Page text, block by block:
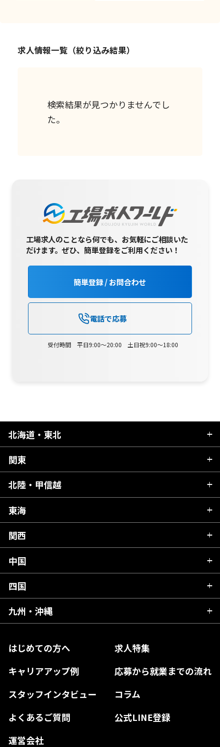
求人情報一覧（絞り込み結果）
検索結果が見つかりませんでし
た。
工場求人のことなら何でも、お気軽にご相談いた
だけます。ぜひ、簡単登録をご利用ください！
簡単登録 / お問合わせ
電話で応募
受付時間 平日9:00～20:00 土日祝9:00～18:00
はじめての方へ
求人特集
キャリアアップ例
応募から就業までの流れ
スタッフインタビュー
コラム
よくあるご質問
公式LINE登録
運営会社
北海道・東北
北海道
青森県
秋田県
岩手県
宮城県
福島県
関東
茨城県
栃木県
群馬県
千葉県
東京都
神奈川県
北陸・甲信越
新潟県
富山県
石川県
山梨県
長野県
東海
岐阜県
静岡県
愛知県
関西
滋賀県
京都府
大阪府
奈良県
和歌山県
中国
広島県
岡山県
島根県
山口県
四国
愛媛県
徳島県
九州・沖縄